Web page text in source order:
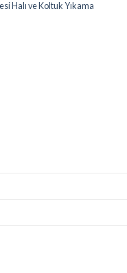
Halı ve Koltuk Yıkama